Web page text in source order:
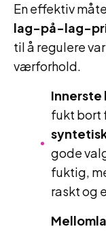
En effektiv
lag-på-lag-
til å regulere
værforhold.
Innerste
fukt bort
gode
fuktig,
raskt og